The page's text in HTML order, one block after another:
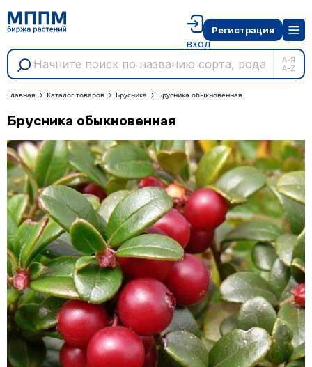
А-Я
A-Z
вход
Регистрация
Главная Каталог товаров Брусника Брусника обыкновенная
Брусника обыкновенная